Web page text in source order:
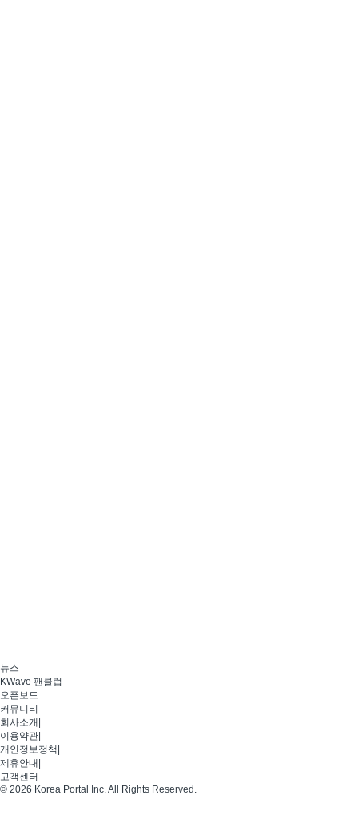
뉴스
KWave 팬클럽
오픈보드
커뮤니티
회사소개
이용약관
개인정보정책
제휴안내
고객센터
© 2026 Korea Portal Inc. All Rights Reserved.